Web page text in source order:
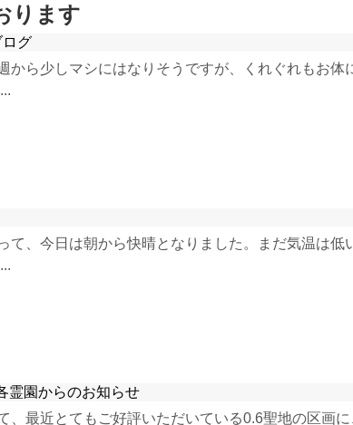
ります
ログ
から少しマシにはなりそうですが、くれぐれもお体
て、今日は朝から快晴となりました。まだ気温は低
霊園からのお知らせ
、最近とてもご好評いただいている0.6聖地の区画